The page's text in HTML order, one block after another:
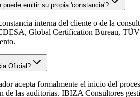
emitir su propia 'constancia'?
interna del cliente o de la
Global Certification Bureau, TÜV
Oficial?
acepta formalmente el inicio del
de las auditorías. IBIZA Consultores